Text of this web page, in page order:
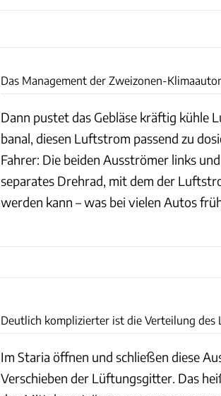
Das Management der Zweizonen-
Dann pustet das Gebläse kräftig kühle
banal, diesen Luftstrom passend zu
Fahrer: Die beiden Ausströmer links
separates Drehrad, mit dem der
werden kann – was bei vielen Autos
Deutlich komplizierter ist die Verteilung des
Im Staria öffnen und schließen diese
Verschieben der Lüftungsgitter. Das